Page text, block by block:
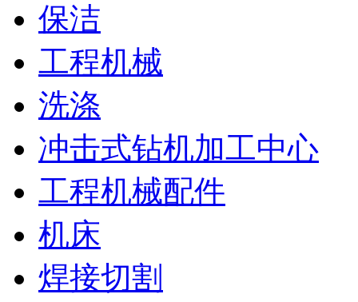
保洁
工程机械
洗涤
冲击式钻机加工中心
工程机械配件
机床
焊接切割